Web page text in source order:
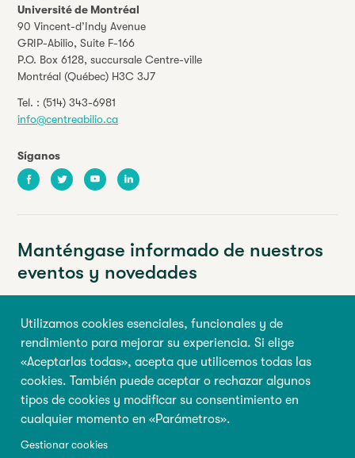
Utilizamos cookies esenciales, funcionales y de
rendimiento para mejorar su experiencia. Si elige
«Aceptarlas todas», acepta que utilicemos todas las
cookies. También puede aceptar o rechazar algunos
tipos de cookies y modificar su consentimiento en
cualquier momento en «Parámetros».
Gestionar cookies
Université de Montréal
90 Vincent-d’Indy Avenue
GRIP-Abilio, Suite F-166
P.O. Box 6128, succursale Centre-ville
Montréal (Québec) H3C 3J7
Tel. : (514) 343-6981
info@centreabilio.ca
Síganos
FacebookTwitter YoutubeLinkedIn
Manténgase informado de nuestros
eventos y novedades
Nombre de pila Apellido
Inscribirse